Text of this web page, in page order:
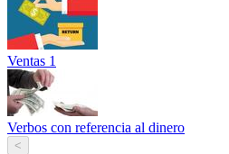
Ventas 1
Verbos con referencia al dinero
<